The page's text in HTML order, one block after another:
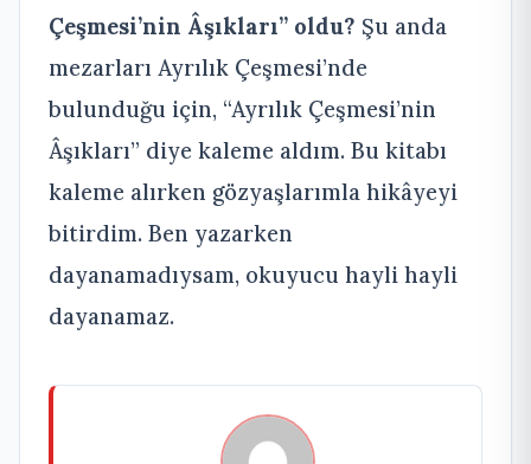
Çeşmesi’nin Âşıkları” oldu? Şu anda
mezarları Ayrılık Çeşmesi’nde
bulunduğu için, “Ayrılık Çeşmesi’nin
Âşıkları” diye kaleme aldım. Bu kitabı
kaleme alırken gözyaşlarımla hikâyeyi
bitirdim. Ben yazarken
dayanamadıysam, okuyucu hayli hayli
dayanamaz.